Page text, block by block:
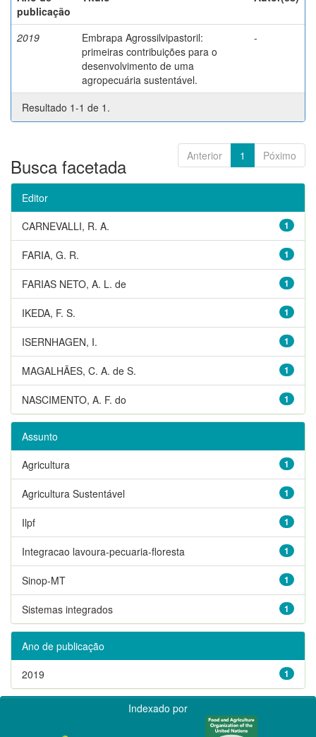
publicação
2019
Embrapa Agrossilvipastoril:
primeiras contribuições para o
desenvolvimento de uma
agropecuária sustentável.
-
Resultado 1-1 de 1.
Anterior 1 Póximo
Busca facetada
Editor
1
CARNEVALLI, R. A.
1
FARIA, G. R.
1
FARIAS NETO, A. L. de
1
IKEDA, F. S.
1
ISERNHAGEN, I.
1
MAGALHÃES, C. A. de S.
1
NASCIMENTO, A. F. do
Assunto
1
Agricultura
1
Agricultura Sustentável
1
Ilpf
1
Integracao lavoura-pecuaria-floresta
1
Sinop-MT
1
Sistemas integrados
Ano de publicação
1
2019
Indexado por